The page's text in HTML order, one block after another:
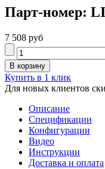
Парт-номер:
7 508 руб
Купить в 1 клик
Для новых клиентов
Описание
Спецификации
Конфигурации
Видео
Инструкции
Доставка и оплата